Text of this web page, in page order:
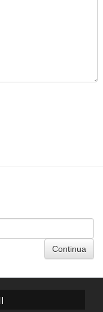
Continua